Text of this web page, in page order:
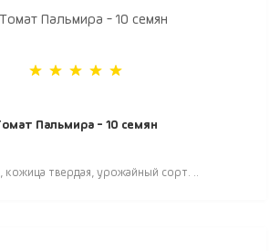
Пальмира - 10 семян
кожица твердая, урожайный сорт. ..